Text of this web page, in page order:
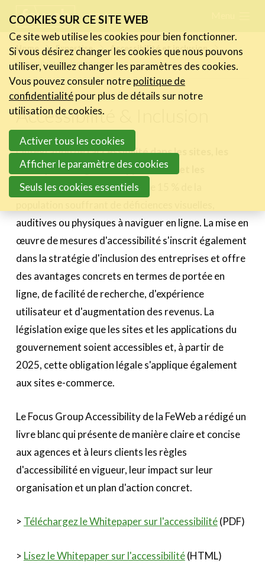
links
Jump
to
navigation
Jump
main
content
FR NL
Home Expertise
Accessibilité et inclusion
Accessibilité & Inclusion
Accessibilité & Inclusion
L'intégration del'accessibilité dans les sites, les
boutiques en ligne, les applications et les
communications digitalesaide 15 % de la
auditives ou physiques à naviguer en ligne. La mise en
œuvre de mesures d'accessibilité s'inscrit également
dans la stratégie d'inclusion des entreprises et offre
des avantages concrets en termes de portée en
ligne, de facilité de recherche, d'expérience
utilisateur et d'augmentation des revenus. La
législation exige que les sites et les applications du
gouvernement soient accessibles et, à partir de
2025, cette obligation légale s'applique également
aux sites e-commerce.
Le Focus Group Accessibility de la FeWeb a rédigé un
livre blanc qui présente de manière claire et concise
aux agences et à leurs clients les règles
d'accessibilité en vigueur, leur impact sur leur
organisation et un plan d'action concret.
> Téléchargez le Whitepaper sur l'accessibilité(PDF)
> Lisez le Whitepaper sur l'accessibilité(HTML)
Actualités
Activités
Cases Gallery
Entreprendre
Entreprendre et les RH
Entreprendre & Aides
Financières
Accessibilité et inclusion
Marketing de contenu &
d'influence
Le Toolbox
Annuaire prestataires
A propos
Become a member Account
COOKIES SUR CE SITE WEB
Ce site web utilise les cookies pour bien fonctionner.
Si vous désirez changer les cookies que nous pouvons
utiliser, veuillez changer les paramètres des cookies.
Vous pouvez consuler notrepolitique de
confidentialitépour plus de détails sur notre
utilisation de cookies.
Activer tous les cookies
Afficher le paramètre des cookies
Seuls les cookies essentiels